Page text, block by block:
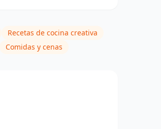
Recetas de cocina creativa
Comidas y cenas